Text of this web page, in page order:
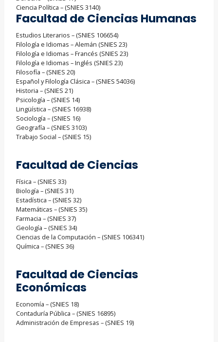
Ciencia Política – (SNIES 3140)
Facultad de Ciencias Humanas
Estudios Literarios – (SNIES 106654)
Filología e Idiomas – Alemán (SNIES 23)
Filología e Idiomas – Francés (SNIES 23)
Filología e Idiomas – Inglés (SNIES 23)
Filosofía – (SNIES 20)
Español y Filología Clásica – (SNIES 54036)
Historia – (SNIES 21)
Psicología – (SNIES 14)
Lingüística – (SNIES 16938)
Sociología – (SNIES 16)
Geografía – (SNIES 3103)
Trabajo Social – (SNIES 15)
Facultad de Ciencias
Física – (SNIES 33)
Biología – (SNIES 31)
Estadística – (SNIES 32)
Matemáticas – (SNIES 35)
Farmacia – (SNIES 37)
Geología – (SNIES 34)
Ciencias de la Computación – (SNIES 106341)
Química – (SNIES 36)
Facultad de Ciencias
Económicas
Economía – (SNIES 18)
Contaduría Pública – (SNIES 16895)
Administración de Empresas – (SNIES 19)